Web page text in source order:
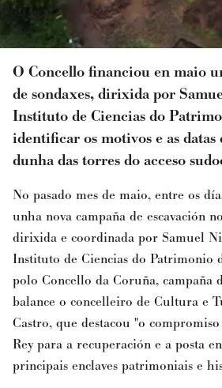
O Concello financiou en maio
de sondaxes, dirixida por
Instituto de Ciencias do
identificar os motivos e as
dunha das torres do acceso
No pasado mes de maio, entre os
unha nova campaña de escavación
dirixida e coordinada por Samuel
Instituto de Ciencias do Patrimonio
polo Concello da Coruña, campaña
balance o concelleiro de Cultura e
Castro, que destacou "o
Rey para a recuperación e a posta
principais enclaves patrimoniais e